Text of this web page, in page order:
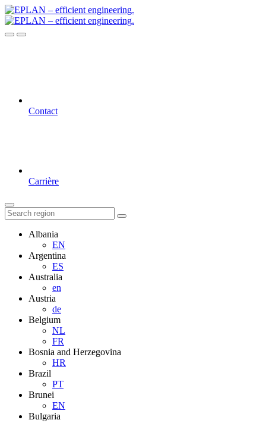
Contact
Carrière
Albania
EN
Argentina
ES
Australia
en
Austria
de
Belgium
NL
FR
Bosnia and Herzegovina
HR
Brazil
PT
Brunei
EN
Bulgaria